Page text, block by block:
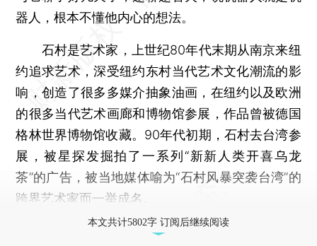
器人，根本不懂他内心的想法。
石村是艺术家，上世纪80年代末期从南京来纽
约追求艺术，深受纽约东村当代艺术文化潮流的影
响，创造了很多多媒介抽象油画，在纽约以及欧洲
的很多当代艺术画廊和博物馆参展，作品曾被德国
格林世界博物馆收藏。90年代初期，石村去台湾参
展，被星探发掘拍了一系列“新新人类开喜乌龙
茶”的广告，被当地媒体喻为“石村风暴突袭台湾”的
跨界艺术家而一举成名。
本文共计5802字 订阅后继续阅读